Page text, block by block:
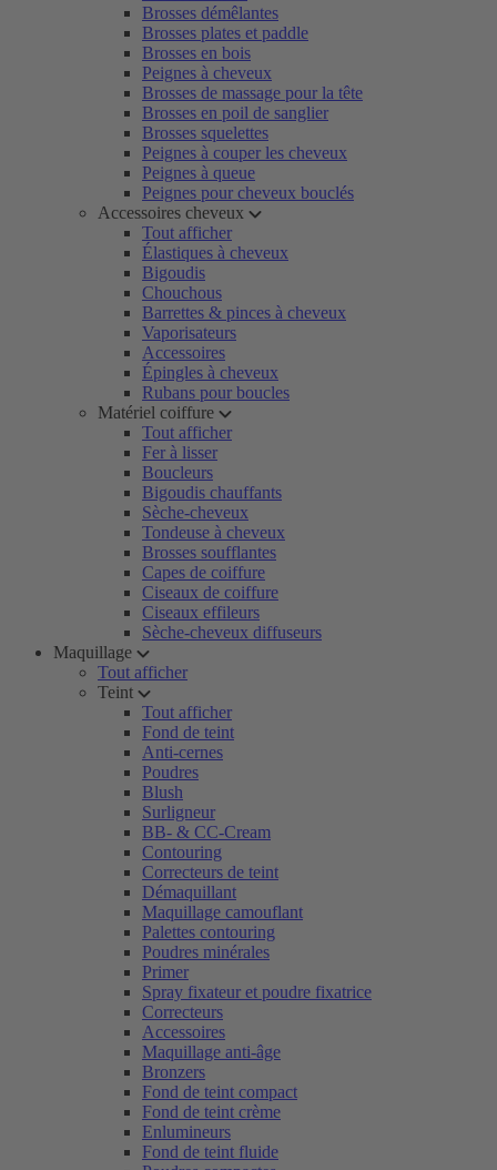
Brosses démêlantes
Brosses plates et paddle
Brosses en bois
Peignes à cheveux
Brosses de massage pour la tête
Brosses en poil de sanglier
Brosses squelettes
Peignes à couper les cheveux
Peignes à queue
Peignes pour cheveux bouclés
Accessoires cheveux
Tout afficher
Élastiques à cheveux
Bigoudis
Chouchous
Barrettes & pinces à cheveux
Vaporisateurs
Accessoires
Épingles à cheveux
Rubans pour boucles
Matériel coiffure
Tout afficher
Fer à lisser
Boucleurs
Bigoudis chauffants
Sèche-cheveux
Tondeuse à cheveux
Brosses soufflantes
Capes de coiffure
Ciseaux de coiffure
Ciseaux effileurs
Sèche-cheveux diffuseurs
Maquillage
Tout afficher
Teint
Tout afficher
Fond de teint
Anti-cernes
Poudres
Blush
Surligneur
BB- & CC-Cream
Contouring
Correcteurs de teint
Démaquillant
Maquillage camouflant
Palettes contouring
Poudres minérales
Primer
Spray fixateur et poudre fixatrice
Correcteurs
Accessoires
Maquillage anti-âge
Bronzers
Fond de teint compact
Fond de teint crème
Enlumineurs
Fond de teint fluide